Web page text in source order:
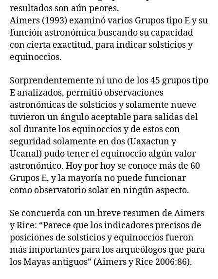
resultados son aún peores.
Aimers (1993) examinó varios Grupos tipo E y su
función astronómica buscando su capacidad
con cierta exactitud, para indicar solsticios y
equinoccios.
Sorprendentemente ni uno de los 45 grupos tipo
E analizados, permitió observaciones
astronómicas de solsticios y solamente nueve
tuvieron un ángulo aceptable para salidas del
sol durante los equinoccios y de estos con
seguridad solamente en dos (Uaxactun y
Ucanal) pudo tener el equinoccio algún valor
astronómico. Hoy por hoy se conoce más de 60
Grupos E, y la mayoría no puede funcionar
como observatorio solar en ningún aspecto.
Se concuerda con un breve resumen de Aimers
y Rice: “Parece que los indicadores precisos de
posiciones de solsticios y equinoccios fueron
más importantes para los arqueólogos que para
los Mayas antiguos” (Aimers y Rice 2006:86).